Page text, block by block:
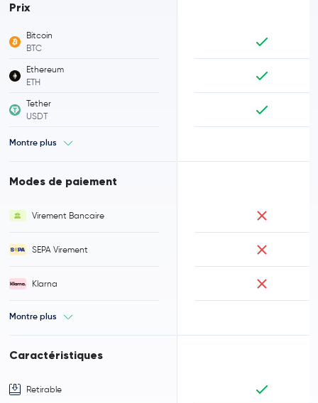
Prix
Bitcoin
BTC
Ethereum
ETH
Tether
USDT
Montre plus
Modes de paiement
Virement Bancaire
SEPA Virement
Klarna
Montre plus
Caractéristiques
Retirable